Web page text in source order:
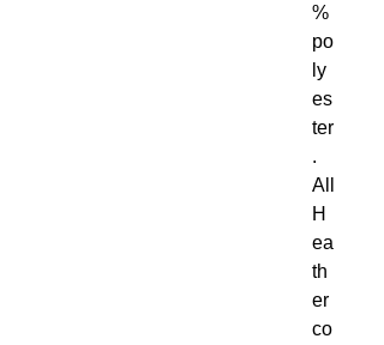
%
po
ly
es
ter
.
All
H
ea
th
er
co